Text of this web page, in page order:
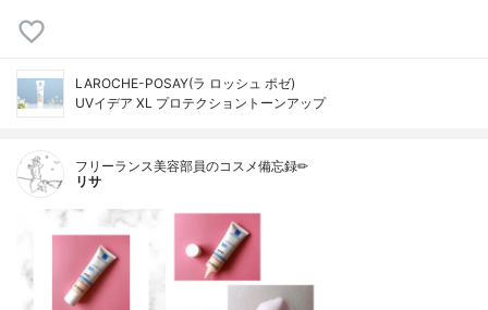
LAROCHE-POSAY(ラ ロッシュ ポゼ)
UVイデア XL プロテクショントーンアップ
フリーランス美容部員のコスメ備忘録✏︎
リサ